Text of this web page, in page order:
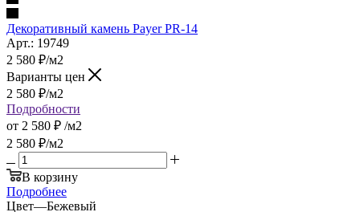
Декоративный камень Payer PR-14
Арт.: 19749
2 580 ₽/м2
Варианты цен
2 580 ₽/м2
Подробности
от 2 580 ₽ /м2
2 580 ₽/м2
В корзину
Подробнее
Цвет—Бежевый